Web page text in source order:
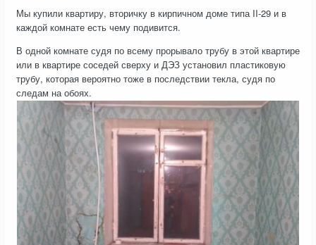
Мы купили квартиру, вторичку в кирпичном доме типа II-29 и в
каждой комнате есть чему подивится.
В одной комнате судя по всему прорывало трубу в этой квартире
или в квартире соседей сверху и ДЭЗ установил пластиковую
трубу, которая вероятно тоже в последствии текла, судя по
следам на обоях.